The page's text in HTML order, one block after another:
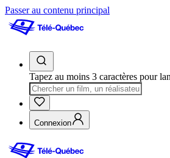
Passer au contenu principal
Tapez au moins 3 caractères pour
Connexion